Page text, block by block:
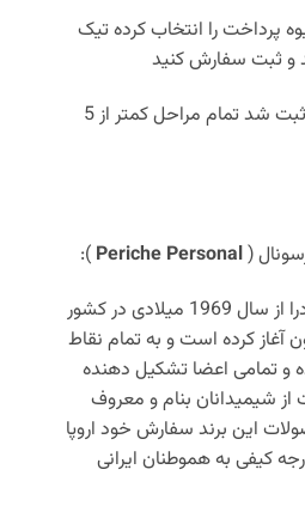
پرداخت را انتخاب کرده تیک
و ثبت سفارش کنید
تمام شد سفارش شما ثبت شد تمام مراحل کمتر از 5
(
Periche Personal
):
این شرکت فعالیت خودرا از سال 1969 میلادی در کشور
آغاز کرده است و به تمام نقاط
و تمامی اعضا تشکیل دهنده
شیمیدانان بنام و معروف
این برند سفارش خود اروپا
کیفی به هموطنان ایرانی